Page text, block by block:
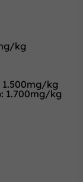
kg
1.500mg/kg
1.700mg/kg